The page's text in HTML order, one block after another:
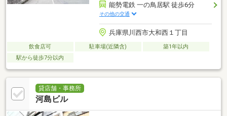
能勢電鉄 一の鳥居駅 徒歩6分
その他の交通
兵庫県川西市大和西１丁目
飲食店可 駐車場(近隣含)
築1年以内
駅から徒歩7分以内
貸店舗・事務所
河島ビル